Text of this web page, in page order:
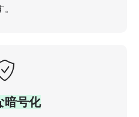
。
暗号化